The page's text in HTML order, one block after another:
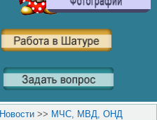
Новости >> МЧС, МВД, ОНД